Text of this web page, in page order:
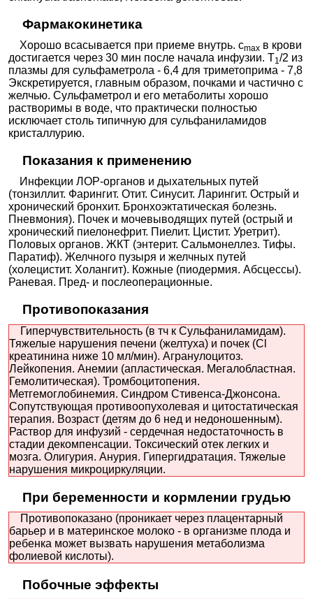
Фармакокинетика
Хорошо всасывается при приеме внутрь. сmax в крови
достигается через 30 мин после начала инфузии. T1/2 из
плазмы для сульфаметрола - 6,4 для триметоприма - 7,8
Экскретируется, главным образом, почками и частично с
желчью. Сульфаметрол и его метаболиты хорошо
растворимы в воде, что практически полностью
исключает столь типичную для сульфаниламидов
кристаллурию.
Показания к применению
Инфекции ЛОР-органов и дыхательных путей
(тонзиллит. Фарингит. Отит. Синусит. Ларингит. Острый и
хронический бронхит. Бронхоэктатическая болезнь.
Пневмония). Почек и мочевыводящих путей (острый и
хронический пиелонефрит. Пиелит. Цистит. Уретрит).
Половых органов. ЖКТ (энтерит. Сальмонеллез. Тифы.
Паратиф). Желчного пузыря и желчных путей
(холецистит. Холангит). Кожные (пиодермия. Абсцессы).
Раневая. Пред- и послеоперационные.
Противопоказания
Гиперчувствительность (в тч к Сульфаниламидам).
Тяжелые нарушения печени (желтуха) и почек (Cl
креатинина ниже 10 мл/мин). Агранулоцитоз.
Лейкопения. Анемии (апластическая. Мегалобластная.
Гемолитическая). Тромбоцитопения.
Метгемоглобинемия. Синдром Стивенса-Джонсона.
Сопутствующая противоопухолевая и цитостатическая
терапия. Возраст (детям до 6 нед и недоношенным).
Раствор для инфузий - сердечная недостаточность в
стадии декомпенсации. Токсический отек легких и
мозга. Олигурия. Анурия. Гипергидратация. Тяжелые
нарушения микроциркуляции.
При беременности и кормлении грудью
Противопоказано (проникает через плацентарный
барьер и в материнское молоко - в организме плода и
ребенка может вызвать нарушения метаболизма
фолиевой кислоты).
Побочные эффекты